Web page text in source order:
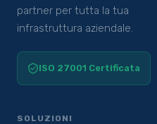
partner per tutta la tua
infrastruttura aziendale.
ISO 27001 Certificata
SOLUZIONI